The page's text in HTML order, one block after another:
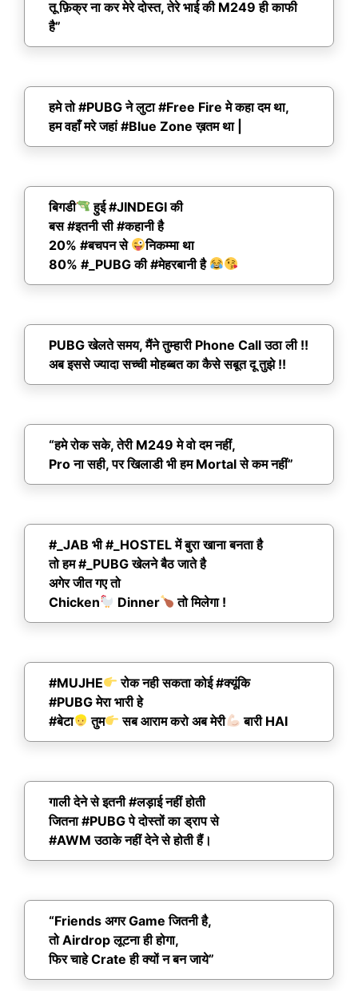
तू फ़िक्र ना कर मेरे दोस्त, तेरे भाई की M249 ही काफी
है”
हमे तो #PUBG ने लुटा #Free Fire मे कहा दम था,
हम वहाँ मरे जहां #Blue Zone ख़तम था |
बिगडी
हुई #JINDEGI की
बस #इतनी सी #कहानी है
20% #बचपन से
निकम्मा था
80% #_PUBG की #मेहरबानी है
PUBG खेलते समय, मैंने तुम्हारी Phone Call उठा ली !!
अब इससे ज्यादा सच्ची मोहब्बत का कैसे सबूत दू तुझे !!
“हमे रोक सके, तेरी M249 मे वो दम नहीं,
Pro ना सही, पर खिलाडी भी हम Mortal से कम नहीं”
#_JAB भी #_HOSTEL में बुरा खाना बनता है
तो हम #_PUBG खेलने बैठ जाते है
अगेर जीत गए तो
Chicken
Dinner तो मिलेगा !
#MUJHE
रोक नही सकता कोई #क्यूंकि
#PUBG मेरा भारी हे
#बेटा
तुम सब आराम करो अब मेरी बारी HAI
गाली देने से इतनी #लड़ाई नहीं होती
जितना #PUBG पे दोस्तों का ड्राप से
#AWM उठाके नहीं देने से होती हैं।
“Friends अगर Game जितनी है,
तो Airdrop लूटना ही होगा,
फिर चाहे Crate ही क्यों न बन जाये”